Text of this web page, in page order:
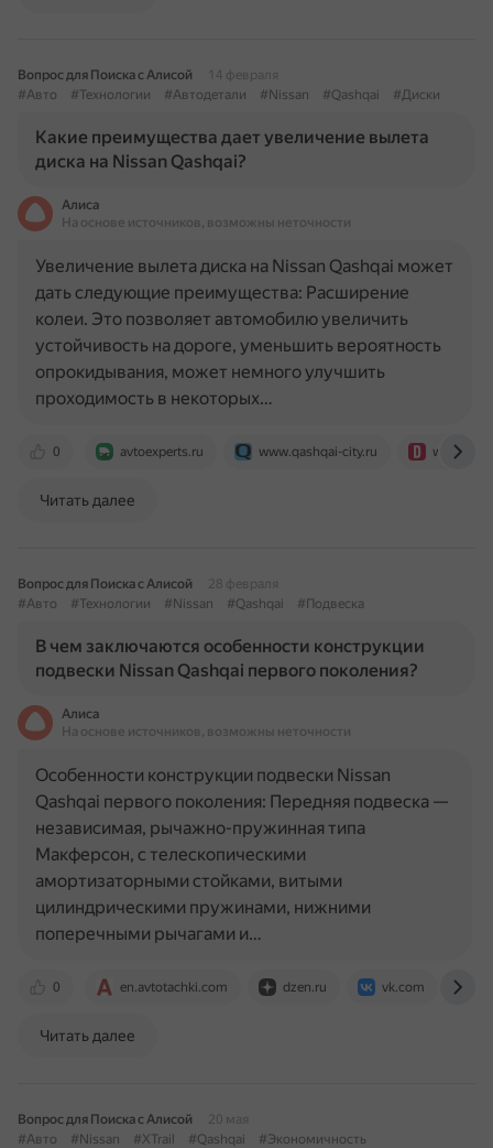
Вопрос для Поиска с Алисой
14 февраля
#Авто
#Технологии #Автодетали #Nissan #Qashqai #Диски
Какие преимущества дает увеличение вылета
диска на Nissan Qashqai?
Алиса
На основе источников, возможны неточности
0 avtoexperts.ru www.qashqai-city.ru
Увеличение вылета диска на Nissan Qashqai может
дать следующие преимущества: Расширение
колеи. Это позволяет автомобилю увеличить
устойчивость на дороге, уменьшить вероятность
опрокидывания, может немного улучшить
проходимость в некоторых…
Читать далее
Вопрос для Поиска с Алисой
28 февраля
#Авто
#Технологии #Nissan #Qashqai #Подвеска
В чем заключаются особенности конструкции
подвески Nissan Qashqai первого поколения?
Алиса
На основе источников, возможны неточности
0 en.avtotachki.com dzen.ru vk.com
Особенности конструкции подвески Nissan
Qashqai первого поколения: Передняя подвеска —
независимая, рычажно-пружинная типа
Макферсон, с телескопическими
амортизаторными стойками, витыми
цилиндрическими пружинами, нижними
поперечными рычагами и…
Читать далее
Вопрос для Поиска с Алисой
20 мая
#Авто
#Nissan #XTrail #Qashqai #Экономичность